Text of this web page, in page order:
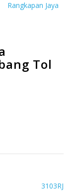
Rangkapan Jaya
Tol
3103RJ